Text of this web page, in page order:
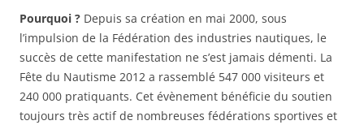
Pourquoi ? Depuis sa création en mai 2000, sous
l’impulsion de la Fédération des industries nautiques, le
succès de cette manifestation ne s’est jamais démenti. La
Fête du Nautisme 2012 a rassemblé 547 000 visiteurs et
240 000 pratiquants. Cet évènement bénéficie du soutien
toujours très actif de nombreuses fédérations sportives et